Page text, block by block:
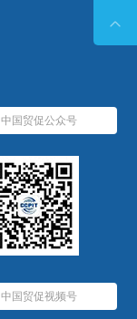
中国贸促公众号
中国贸促视频号
